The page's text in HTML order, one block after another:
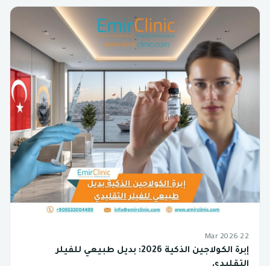
22 Mar 2026
إبرة الكولاجين الذكية 2026: بديل طبيعي للفيلر